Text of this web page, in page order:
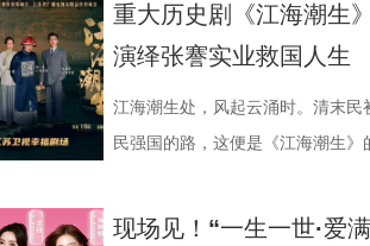
重大历史剧《江海潮生
演绎张謇实业救国人生
江海潮生处，风起云涌时。清末
民强国的路，这便是《江海潮生
材文艺创作资助项目、 江苏省广
现场见！“一生一世·爱